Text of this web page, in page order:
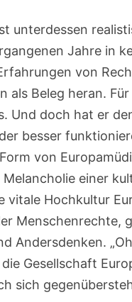
unterdessen
Jahre in
von
als Beleg heran.
Und doch hat er
besser
von
einer
vitale Hochkultur
Menschenrechte,
Andersdenken.
Gesellschaft
sich